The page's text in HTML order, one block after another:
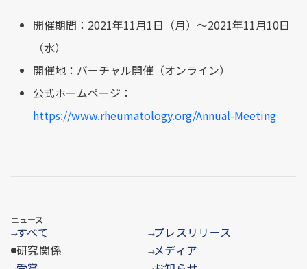
開催期間：2021年11月1日（月）～2021年11月10日
（水）
開催地：バーチャル開催（オンライン）
公式ホームページ：
https://www.rheumatology.org/Annual-Meeting
ニュース
→すべて →プレスリリース
研究関係
→メディア